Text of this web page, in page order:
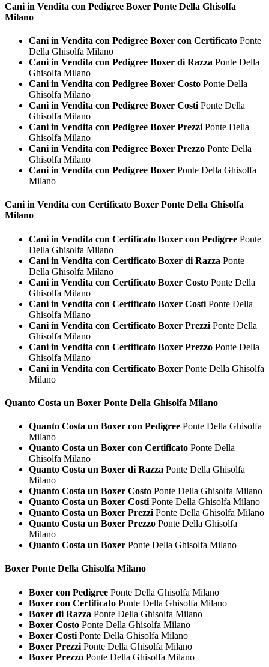
Cani in Vendita con Pedigree Boxer Ponte Della Ghisolfa
Milano
Cani in Vendita con Pedigree Boxer con Certificato Ponte
Della Ghisolfa Milano
Cani in Vendita con Pedigree Boxer di Razza Ponte Della
Ghisolfa Milano
Cani in Vendita con Pedigree Boxer Costo Ponte Della
Ghisolfa Milano
Cani in Vendita con Pedigree Boxer Costi Ponte Della
Ghisolfa Milano
Cani in Vendita con Pedigree Boxer Prezzi Ponte Della
Ghisolfa Milano
Cani in Vendita con Pedigree Boxer Prezzo Ponte Della
Ghisolfa Milano
Cani in Vendita con Pedigree Boxer Ponte Della Ghisolfa
Milano
Cani in Vendita con Certificato Boxer Ponte Della Ghisolfa
Milano
Cani in Vendita con Certificato Boxer con Pedigree Ponte
Della Ghisolfa Milano
Cani in Vendita con Certificato Boxer di Razza Ponte
Della Ghisolfa Milano
Cani in Vendita con Certificato Boxer Costo Ponte Della
Ghisolfa Milano
Cani in Vendita con Certificato Boxer Costi Ponte Della
Ghisolfa Milano
Cani in Vendita con Certificato Boxer Prezzi Ponte Della
Ghisolfa Milano
Cani in Vendita con Certificato Boxer Prezzo Ponte Della
Ghisolfa Milano
Cani in Vendita con Certificato Boxer Ponte Della Ghisolfa
Milano
Quanto Costa un Boxer Ponte Della Ghisolfa Milano
Quanto Costa un Boxer con Pedigree Ponte Della Ghisolfa
Milano
Quanto Costa un Boxer con Certificato Ponte Della
Ghisolfa Milano
Quanto Costa un Boxer di Razza Ponte Della Ghisolfa
Milano
Quanto Costa un Boxer Costo Ponte Della Ghisolfa Milano
Quanto Costa un Boxer Costi Ponte Della Ghisolfa Milano
Quanto Costa un Boxer Prezzi Ponte Della Ghisolfa Milano
Quanto Costa un Boxer Prezzo Ponte Della Ghisolfa
Milano
Quanto Costa un Boxer Ponte Della Ghisolfa Milano
Boxer Ponte Della Ghisolfa Milano
Boxer con Pedigree Ponte Della Ghisolfa Milano
Boxer con Certificato Ponte Della Ghisolfa Milano
Boxer di Razza Ponte Della Ghisolfa Milano
Boxer Costo Ponte Della Ghisolfa Milano
Boxer Costi Ponte Della Ghisolfa Milano
Boxer Prezzi Ponte Della Ghisolfa Milano
Boxer Prezzo Ponte Della Ghisolfa Milano